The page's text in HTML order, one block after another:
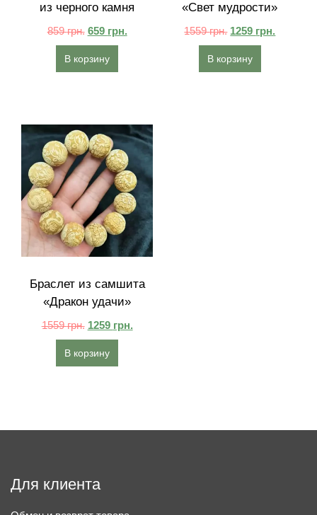
из черного камня
859грн. 659 грн.
В корзину
«Свет мудрости»
1559грн. 1259 грн.
В корзину
Браслет из самшита
«Дракон удачи»
1559грн. 1259 грн.
В корзину
Для клиента